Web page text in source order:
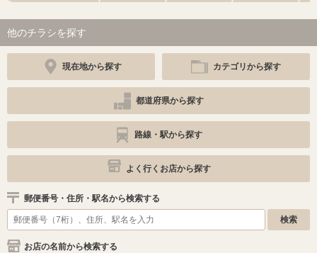
他のチラシを探す
現在地から探す カテゴリから探す
都道府県から探す
路線・駅から探す
よく行くお店から探す
郵便番号・住所・駅名から検索する
お店の名前から検索する